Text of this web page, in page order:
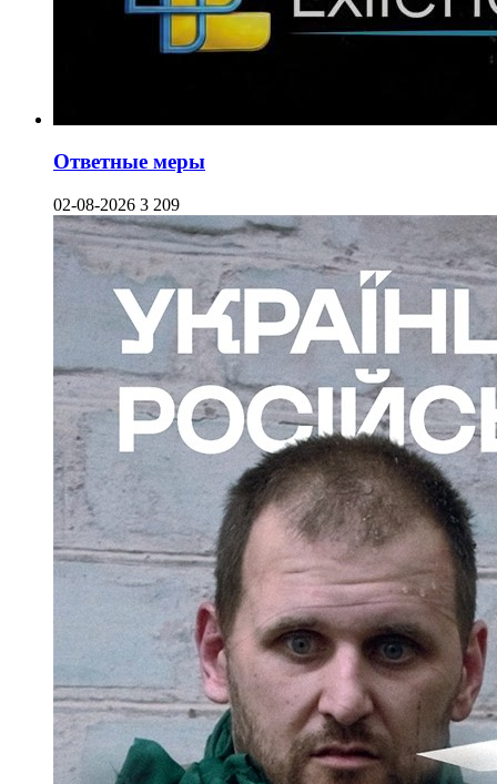
Ответные меры
02-08-2026 3 209